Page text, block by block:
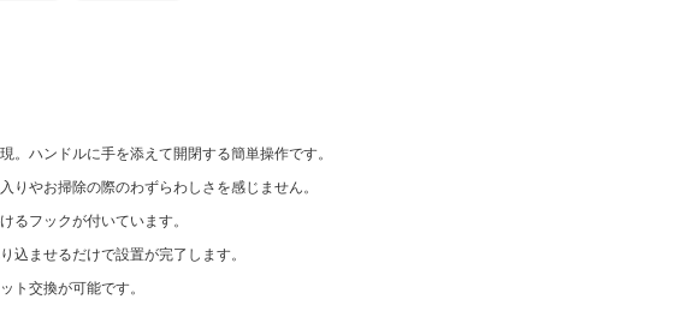
ハンドルに手を添えて開閉する簡単操作です。
やお掃除の際のわずらわしさを感じません。
るフックが付いています。
ませるだけで設置が完了します。
ト交換が可能です。